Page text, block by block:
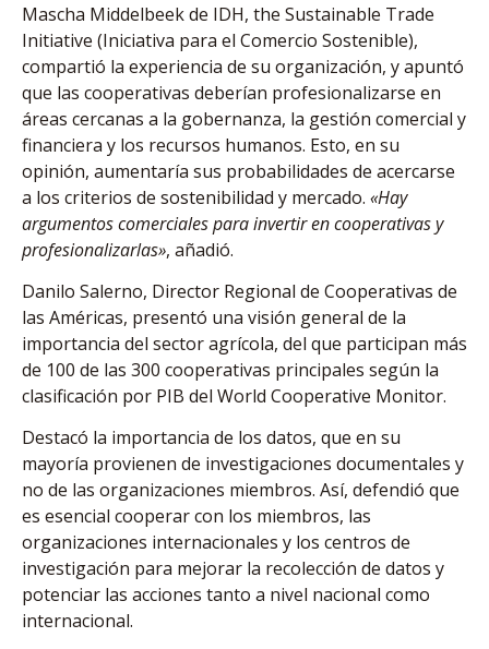
Mascha Middelbeek de IDH, the Sustainable Trade
Initiative (Iniciativa para el Comercio Sostenible),
compartió la experiencia de su organización, y apuntó
que las cooperativas deberían profesionalizarse en
áreas cercanas a la gobernanza, la gestión comercial y
financiera y los recursos humanos. Esto, en su
opinión, aumentaría sus probabilidades de acercarse
a los criterios de sostenibilidad y mercado. «Hay
argumentos comerciales para invertir en cooperativas y
profesionalizarlas», añadió.
Danilo Salerno, Director Regional de Cooperativas de
las Américas, presentó una visión general de la
importancia del sector agrícola, del que participan más
de 100 de las 300 cooperativas principales según la
clasificación por PIB del World Cooperative Monitor.
Destacó la importancia de los datos, que en su
mayoría provienen de investigaciones documentales y
no de las organizaciones miembros. Así, defendió que
es esencial cooperar con los miembros, las
organizaciones internacionales y los centros de
investigación para mejorar la recolección de datos y
potenciar las acciones tanto a nivel nacional como
internacional.